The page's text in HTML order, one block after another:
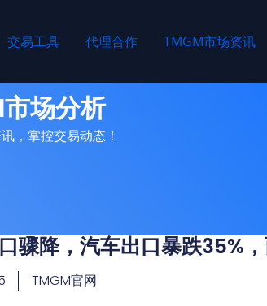
交易工具 代理合作 TMGM市场资讯
场分析
，掌控交易动态！
骤降，汽车出口暴跌35%
TMGM官网